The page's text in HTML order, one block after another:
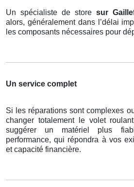
Un spécialiste de store sur
alors, généralement dans l’délai
les composants nécessaires pour
Un service complet
Si les réparations sont complexes
changer totalement le volet
suggérer un matériel plus
performance, qui répondra à vos
et capacité financière.